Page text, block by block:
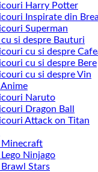
Harry Potter
Inspirate din
Superman
si despre Bauturi
cu si despre
cu si despre Bere
cu si despre Vin
Naruto
Dragon Ball
Attack on Titan
Minecraft
Ninjago
Stars